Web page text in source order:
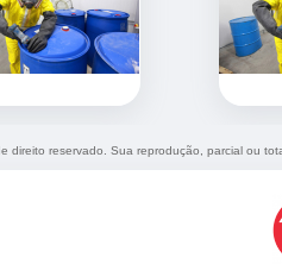
direito reservado. Sua reprodução, parcial ou